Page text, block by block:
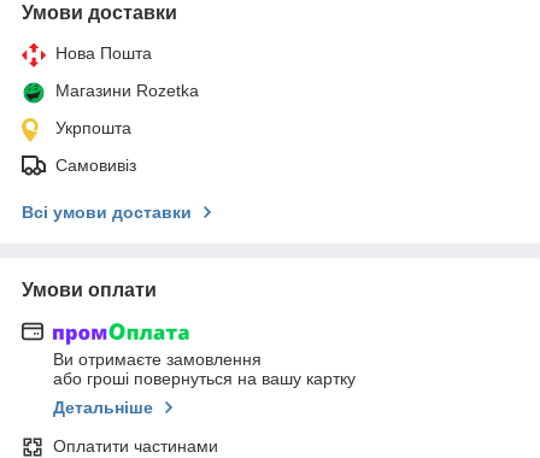
Умови доставки
Нова Пошта
Магазини Rozetka
Укрпошта
Самовивіз
Всі умови доставки
Умови оплати
Ви отримаєте замовлення
або гроші повернуться на вашу картку
Детальніше
Оплатити частинами